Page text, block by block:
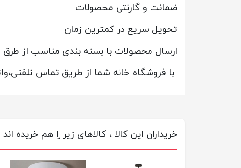
ضمانت و گارنتی محصولات
تحویل سریع در کمترین زمان
ارسال محصولات با بسته بندی مناسب از
با فروشگاه خانه شما از طریق تماس
خریداران این کالا ، کالاهای زیر را هم خریده اند